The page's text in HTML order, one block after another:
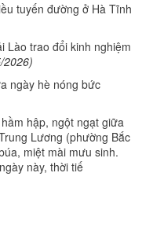
tuyến đường ở Hà Tĩnh
Lào trao đổi kinh nghiệm
2026)
ngày hè nóng bức
hập, ngột ngạt giữa
Lương (phường Bắc
miệt mài mưu sinh.
này, thời tiế